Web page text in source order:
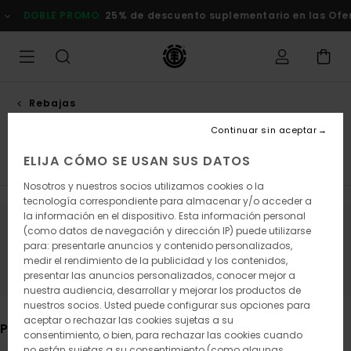
a
la
productos
25% de descuento suplementario en las Ofertas Comprar
Rebajas
Rebajas Hombre Rebajas Mujer Rebajas Niños
Mantén el contacto, pronto los
productos estarán disponibles
Puede que también te gusten
ELIJA CÓMO SE USAN SUS DATOS
Nosotros y nuestros socios utilizamos cookies o la
tecnología correspondiente para almacenar y/o acceder a
la información en el dispositivo. Esta información personal
(como datos de navegación y dirección IP) puede utilizarse
para: presentarle anuncios y contenido personalizados,
medir el rendimiento de la publicidad y los contenidos,
presentar las anuncios personalizados, conocer mejor a
nuestra audiencia, desarrollar y mejorar los productos de
nuestros socios. Usted puede configurar sus opciones para
aceptar o rechazar las cookies sujetas a su
consentimiento, o bien, para rechazar las cookies cuando
Continuar sin aceptar